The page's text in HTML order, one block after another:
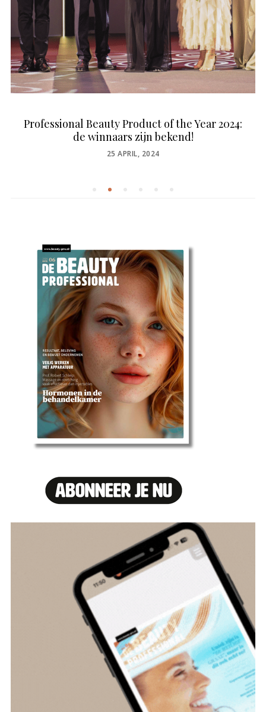
Professional Beauty Product of the Year 2024:
de winnaars zijn bekend!
POSTED
25 APRIL, 2024